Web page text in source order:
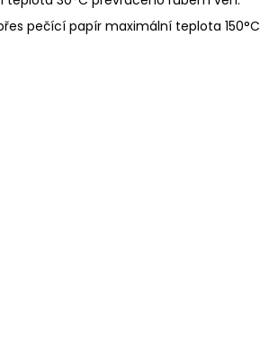
pečící papír maximální teplota 150°C